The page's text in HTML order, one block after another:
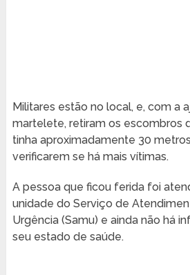
Militares estão no local, e, com a
martelete, retiram os escombros
tinha aproximadamente 30
verificarem se há mais vítimas.
A pessoa que ficou ferida foi
unidade do Serviço de
Urgência (Samu) e ainda não há
seu estado de saúde.